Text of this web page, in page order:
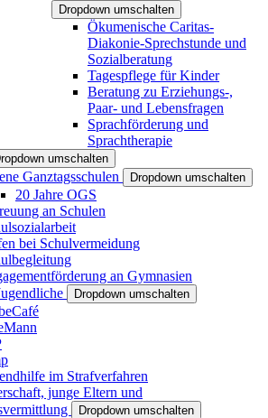
Dropdown umschalten
Ökumenische Caritas-
Diakonie-Sprechstunde und
Sozialberatung
Tagespflege für Kinder
Beratung zu Erziehungs-,
Paar- und Lebensfragen
Sprachförderung und
Sprachtherapie
umschalten
Ganztagsschulen Dropdown umschalten
20 Jahre OGS
an Schulen
bei Schulvermeidung
an Gymnasien
Dropdown umschalten
im Strafverfahren
junge Eltern und
Dropdown umschalten